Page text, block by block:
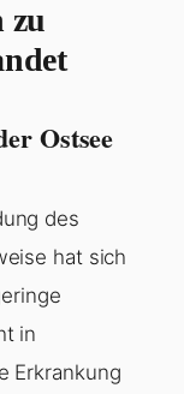
zu
Ostsee
des
hat sich
in
Erkrankung